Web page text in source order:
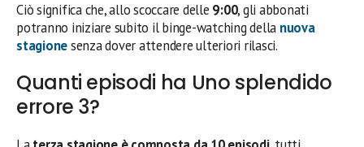
Ciò significa che, allo scoccare delle 9:00, gli abbonati
potranno iniziare subito il binge-watching della nuova
stagionesenza dover attendere ulteriori rilasci.
Quanti episodi ha Uno splendido
errore 3?